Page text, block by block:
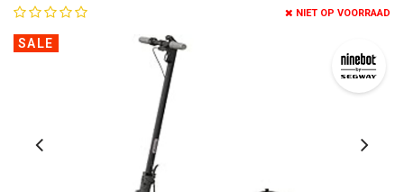
NIET OP VOORRAAD
SALE